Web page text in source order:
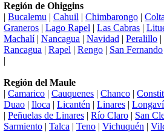
Región de Ohiggins
| Bucalemu | Cahuil | Chimbarongo |
Graneros | Lago Rapel | Las Cabras |
Machalí| Nancagua | Navidad | Peralillo |
Rancagua | Rapel | Rengo | San Fernando
|
Región del Maule
| Camarico | Cauquenes | Chanco |
Duao | Iloca | Licantén | Linares | Longaví
| Peñuelas de Linares | Río Claro | San
Sarmiento | Talca | Teno | Vichuquén |